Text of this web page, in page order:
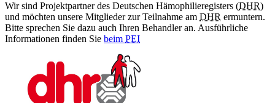
Wir sind Projektpartner des Deutschen Hämophilieregisters (DHR)
und möchten unsere Mitglieder zur Teilnahme am DHR ermuntern.
Bitte sprechen Sie dazu auch Ihren Behandler an. Ausführliche
Informationen finden Sie beim PEI